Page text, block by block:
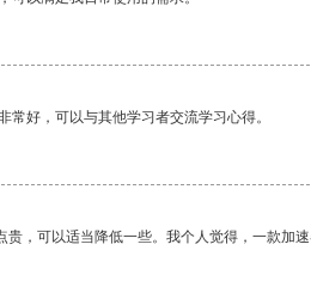
常好，可以与其他学习者交流学习心得。
贵，可以适当降低一些。我个人觉得，一款加